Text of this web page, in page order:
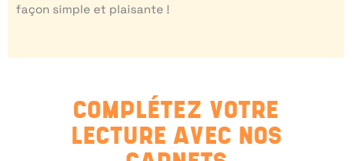
façon simple et plaisante !
COMPLÉTEZ VOTRE
LECTURE AVEC NOS